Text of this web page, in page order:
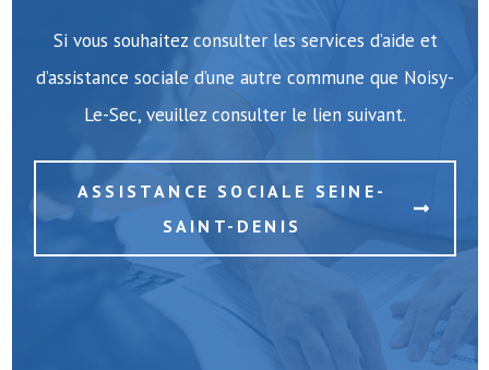
Si vous souhaitez consulter les services d’aide et
d’assistance sociale d’une autre commune que Noisy-
Le-Sec, veuillez consulter le lien suivant.
ASSISTANCE SOCIALE SEINE-
SAINT-DENIS